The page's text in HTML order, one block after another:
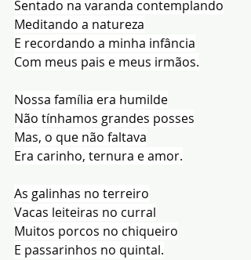
Sentado na varanda contemplando
Meditando a natureza
E recordando a minha infância
Com meus pais e meus irmãos.
Nossa família era humilde
Não tínhamos grandes posses
Mas, o que não faltava
Era carinho, ternura e amor.
As galinhas no terreiro
Vacas leiteiras no curral
Muitos porcos no chiqueiro
E passarinhos no quintal.